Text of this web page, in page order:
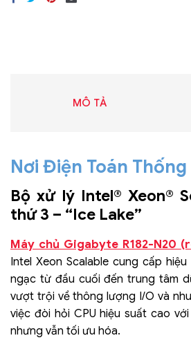
MÔ TẢ
Nơi Điện Toán Thống
Bộ xử lý Intel® Xeon®
thứ 3 – “Ice Lake”
Máy chủ Gigabyte R182-N20
Intel Xeon Scalable cung cấp hiệu
ngạc từ đầu cuối đến trung tâm
vượt trội về thông lượng I/O và
việc đòi hỏi CPU hiệu suất cao
nhưng vẫn tối ưu hóa.